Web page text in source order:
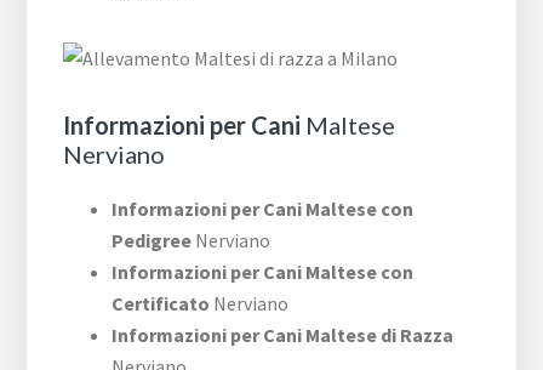
Informazioni per Cani Maltese
Nerviano
Informazioni per Cani Maltese con
Pedigree Nerviano
Informazioni per Cani Maltese con
Certificato Nerviano
Informazioni per Cani Maltese di Razza